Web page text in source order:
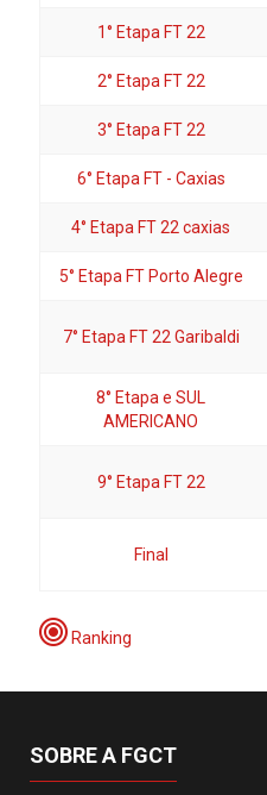
1° Etapa FT 22
2° Etapa FT 22
3° Etapa FT 22
6° Etapa FT - Caxias
4° Etapa FT 22 caxias
5° Etapa FT Porto Alegre
7° Etapa FT 22 Garibaldi
8° Etapa e SUL
AMERICANO
9° Etapa FT 22
Final
Ranking
SOBRE A FGCT